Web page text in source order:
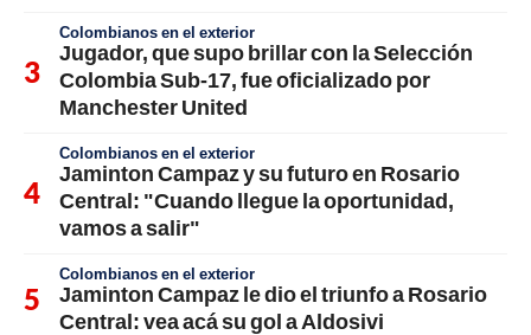
Colombianos en el exterior
Jugador, que supo brillar con la Selección
Colombia Sub-17, fue oficializado por
Manchester United
Colombianos en el exterior
Jaminton Campaz y su futuro en Rosario
Central: "Cuando llegue la oportunidad,
vamos a salir"
Colombianos en el exterior
Jaminton Campaz le dio el triunfo a Rosario
Central: vea acá su gol a Aldosivi